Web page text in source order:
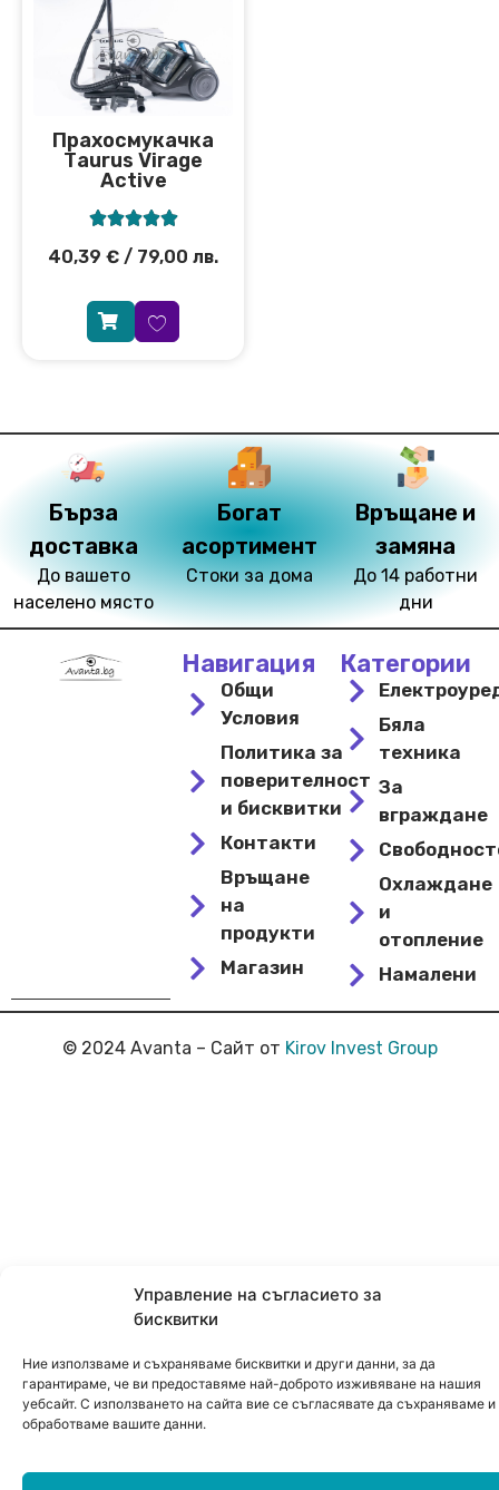
Управление на съгласието за
бисквитки
Ние използваме и съхраняваме бисквитки и други данни, за да
гарантираме, че ви предоставяме най-доброто изживяване на нашия
уебсайт. С използването на сайта вие се съгласявате да съхраняваме и
обработваме вашите данни.
Прахосмукачка
Тaurus Virage
Active

40,39 € / 79,00 лв.
Бърза
доставка
До вашето
населено място
Богат
асортимент
Стоки за дома
Връщане и
замяна
До 14 работни
дни
Навигация
Общи
Условия
Политика за
поверителност
и бисквитки
Контакти
Връщане
на
продукти
Магазин
Категории
Бяла
техника
За
вграждане
Охлаждане
и
отопление
Намалени
© 2024 Avanta – Сайт от Kirov Invest Group